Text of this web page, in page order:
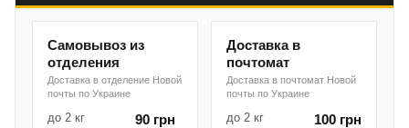
Самовывоз из
отделения
Доставка в отделение Новой
почты по Украине
до 2 кг 90 грн
Доставка в
почтомат
Доставка в почтомат Новой
почты по Украине
до 2 кг 100 грн